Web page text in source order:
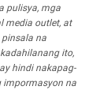
pulisya, mga
media outlet, at
na
ito,
hindi nakapag-
impormasyon na